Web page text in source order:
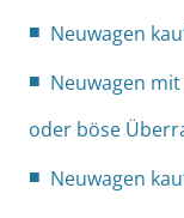
Neuwagen
Neuwagen
oder böse
Neuwagen